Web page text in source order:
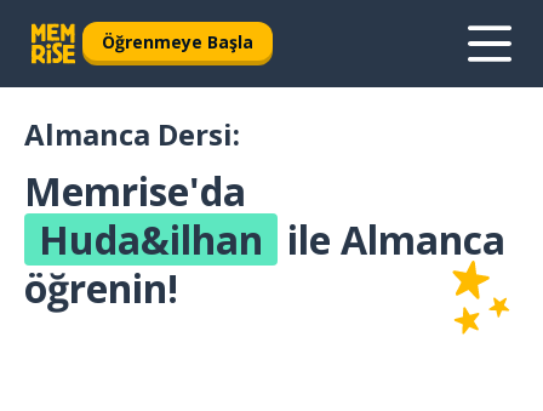
Öğrenmeye Başla
Almanca Dersi:
Memrise'da
Huda&ilhan ile Almanca
öğrenin!